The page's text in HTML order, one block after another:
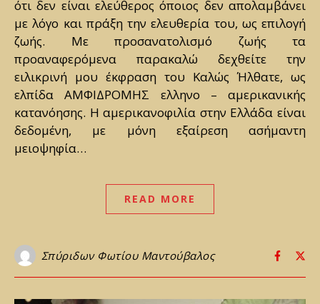
ότι δεν είναι ελεύθερος όποιος δεν απολαμβάνει
με λόγο και πράξη την ελευθερία του, ως επιλογή
ζωής. Με προσανατολισμό ζωής τα
προαναφερόμενα παρακαλώ δεχθείτε την
ειλικρινή μου έκφραση του Καλώς Ήλθατε, ως
ελπίδα ΑΜΦΙΔΡΟΜΗΣ ελληνο – αμερικανικής
κατανόησης. Η αμερικανοφιλία στην Ελλάδα είναι
δεδομένη, με μόνη εξαίρεση ασήμαντη
μειοψηφία…
READ MORE
Σπύριδων Φωτίου Μαντούβαλος